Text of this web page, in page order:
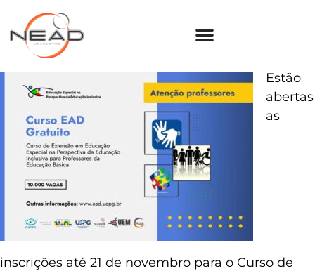
Estão
abertas
as
inscrições até 21 de novembro para o Curso de